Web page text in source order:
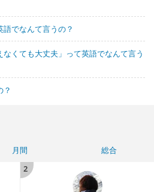
でなんて言うの？
なくても大丈夫」って英語でなんて言う
？
月間
総合
2